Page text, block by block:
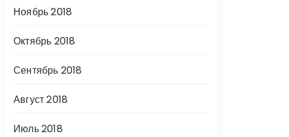
Ноябрь 2018
Октябрь 2018
Сентябрь 2018
Август 2018
Июль 2018